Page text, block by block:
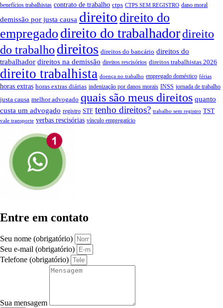
benefícios trabalhistas contrato de trabalho ctps CTPS SEM REGISTRO dano moral
demissão por justa causa direito direito do
empregado direito do trabalhadordireito
do trabalho direitos direitos do bancário direitos do
trabalhador direitos na demissão direitos rescisórios direitos trabalhistas 2026
direito trabalhista doença no trabalho empregado doméstico férias
horas extras horas extras diárias indenização por danos morais INSS jornada de trabalho
justa causa melhor advogado quais são meus direitos quanto
custa um advogado registro STF tenho direitos? trabalho sem registro TST
vale transporte verbas rescisórias vínculo empregatício
Entre em contato
Seu nome (obrigatório)
Seu e-mail (obrigatório)
Telefone (obrigatório)
Sua mensagem